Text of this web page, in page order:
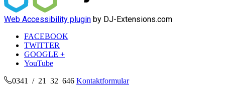
Web Accessibility plugin by DJ-Extensions.com
FACEBOOK
TWITTER
GOOGLE +
YouTube
0341 / 21 32 646 Kontaktformular